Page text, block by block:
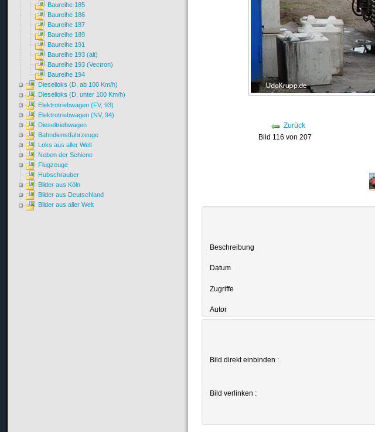
Zurück
Bild 116 von 207
Beschreibung
Datum
Zugriffe
Autor
Bild direkt einbinden :
Bild verlinken :
Baureihe 185
Baureihe 186
Baureihe 187
Baureihe 189
Baureihe 191
Baureihe 193 (alt)
Baureihe 193 (Vectron)
Baureihe 194
Dieselloks (D, ab 100 Km/h)
Dieselloks (D, unter 100 Km/h)
Elektrotriebwagen (FV, 93)
Elektrotriebwagen (NV, 94)
Dieseltriebwagen
Bahndienstfahrzeuge
Loks aus aller Welt
Neben der Schiene
Flugzeuge
Hubschrauber
Bilder aus Köln
Bilder aus Deutschland
Bilder aus aller Welt